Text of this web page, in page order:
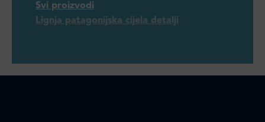
Svi proizvodi
Lignja patagonijska cijela detalji